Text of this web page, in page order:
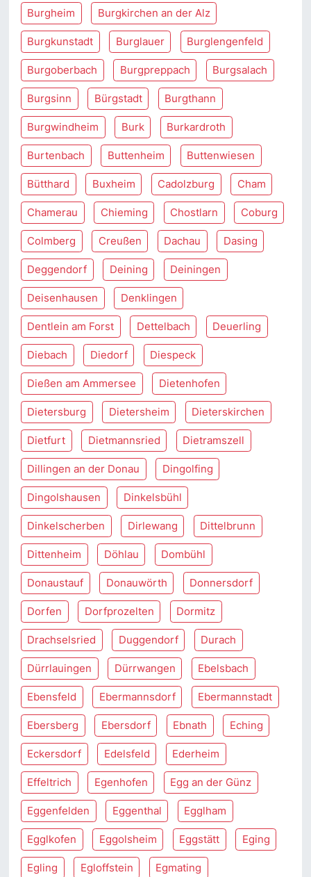
Burgheim Burgkirchen an der Alz
Burgkunstadt Burglauer Burglengenfeld
Burgoberbach Burgpreppach Burgsalach
Burgsinn Bürgstadt Burgthann
Burgwindheim Burk Burkardroth
Burtenbach Buttenheim Buttenwiesen
Bütthard Buxheim Cadolzburg Cham
Chamerau Chieming Chostlarn Coburg
Colmberg Creußen Dachau Dasing
Deggendorf Deining Deiningen
Deisenhausen Denklingen
Dentlein am Forst Dettelbach Deuerling
Diebach Diedorf Diespeck
Dießen am Ammersee Dietenhofen
Dietersburg Dietersheim Dieterskirchen
Dietfurt Dietmannsried Dietramszell
Dillingen an der Donau Dingolfing
Dingolshausen Dinkelsbühl
Dinkelscherben Dirlewang Dittelbrunn
Dittenheim Döhlau Dombühl
Donaustauf Donauwörth Donnersdorf
Dorfen Dorfprozelten Dormitz
Drachselsried Duggendorf Durach
Dürrlauingen Dürrwangen Ebelsbach
Ebensfeld Ebermannsdorf Ebermannstadt
Ebersberg Ebersdorf Ebnath Eching
Eckersdorf Edelsfeld Ederheim
Effeltrich Egenhofen Egg an der Günz
Eggenfelden Eggenthal Egglham
Egglkofen Eggolsheim Eggstätt Eging
Egling Egloffstein Egmating